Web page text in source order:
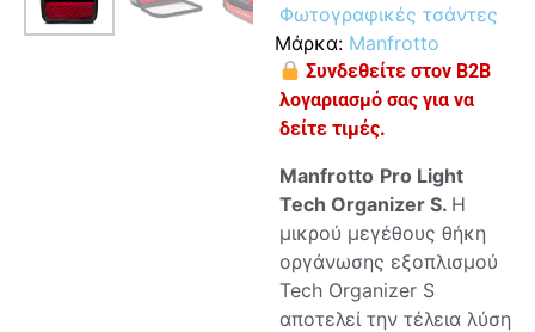
Φωτογραφικές τσάντες
Μάρκα: Manfrotto
Συνδεθείτε στον B2B
λογαριασμό σας για να
δείτε τιμές.
Manfrotto Pro Light
Tech Organizer S. Η
μικρού μεγέθους θήκη
οργάνωσης εξοπλισμού
Tech Organizer S
αποτελεί την τέλεια λύση